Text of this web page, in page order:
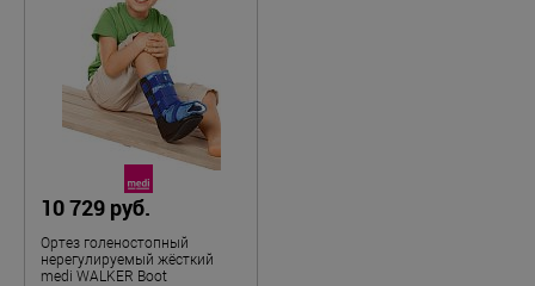
10 729 руб.
Ортез голеностопный
нерегулируемый жёсткий
medi WALKER Boot